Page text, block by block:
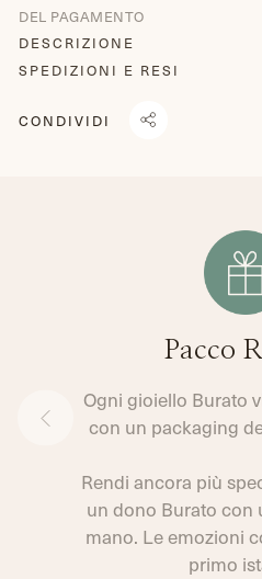
DEL PAGAMENTO
DESCRIZIONE
SPEDIZIONI E RESI
CONDIVIDI
Pacco
Ogni gioiello Burato
con un packaging
Rendi ancora più
un dono Burato con
mano. Le emozioni
primo